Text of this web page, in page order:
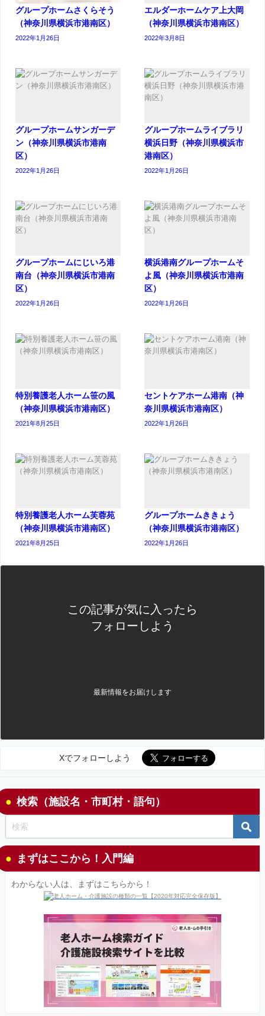
グループホームさくらそう
（神奈川県横浜市港南区）
2022年1月26日
エルダーホームケア上大岡
（神奈川県横浜市港南区）
2022年3月8日
グループホームサンガーデ
ン（神奈川県横浜市港南
区）
2022年1月26日
グループホームライブラリ
横浜日野（神奈川県横浜市
港南区）
2022年1月26日
グループホームにじいろ港
南台（神奈川県横浜市港南
区）
2022年1月26日
横浜港南グループホームそ
よ風（神奈川県横浜市港南
区）
2022年1月26日
特別養護老人ホーム笹の風
（神奈川県横浜市港南区）
2021年8月25日
セントケアホーム港南（神
奈川県横浜市港南区）
2022年1月26日
特別養護老人ホーム芙蓉苑
（神奈川県横浜市港南区）
2021年8月25日
グループホームききょう
（神奈川県横浜市港南区）
2022年1月26日
この記事が気に入ったら
フォローしよう
最新情報をお届けします
Xでフォローしよう
検索（施設名・市町村・語句）
まずはここから！入門編
わからない人は、まずはこちらから！